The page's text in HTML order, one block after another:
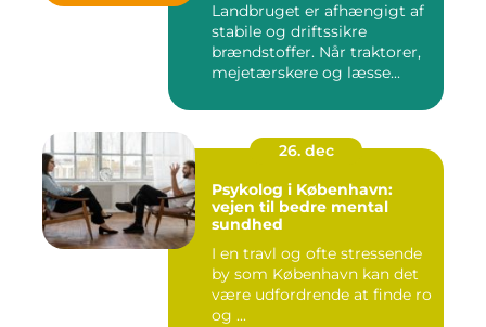
Landbruget er afhængigt af
stabile og driftssikre
brændstoffer. Når traktorer,
mejetærskere og læsse...
26. dec
Psykolog i København:
vejen til bedre mental
sundhed
I en travl og ofte stressende
by som København kan det
være udfordrende at finde ro
og ...